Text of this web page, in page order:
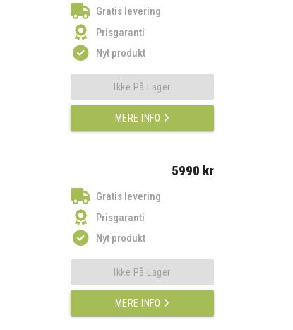
Gratis levering
Prisgaranti
Nyt produkt
Ikke På Lager
MERE INFO
5990 kr
Gratis levering
Prisgaranti
Nyt produkt
Ikke På Lager
MERE INFO